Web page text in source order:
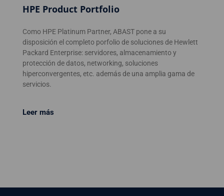
HPE Product Portfolio
Como HPE Platinum Partner, ABAST pone a su
disposición el completo porfolio de soluciones de Hewlett
Packard Enterprise: servidores, almacenamiento y
protección de datos, networking, soluciones
hiperconvergentes, etc. además de una amplia gama de
servicios.
Leer más